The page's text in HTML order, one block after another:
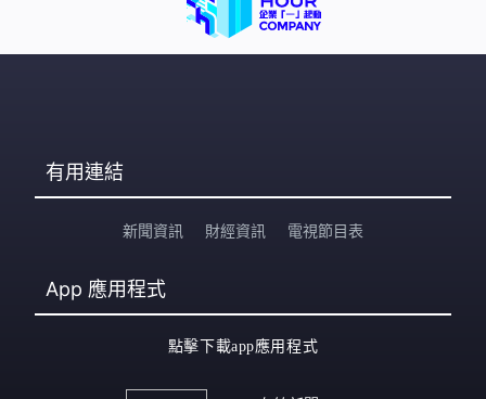
有用連結
新聞資訊 財經資訊 電視節目表
App 應用程式
點擊下載app應用程式